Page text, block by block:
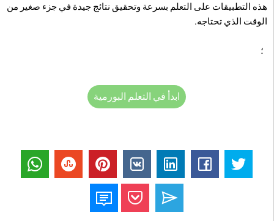
هذه التطبيقات على التعلم بسرعة وتحقيق نتائج جيدة في جزء صغير من
الوقت الذي تحتاجه.
؛
ابدأ في التعلم البورمية